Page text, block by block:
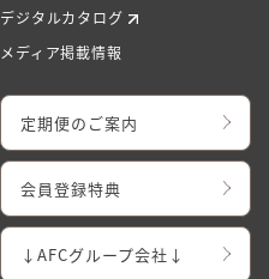
デジタルカタログ
メディア掲載情報
定期便のご案内
会員登録特典
↓AFCグループ会社↓